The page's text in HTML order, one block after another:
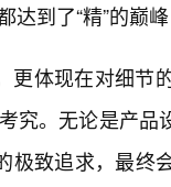
达到了“精”的巅
更体现在对细
究。无论是产
极致追求，最